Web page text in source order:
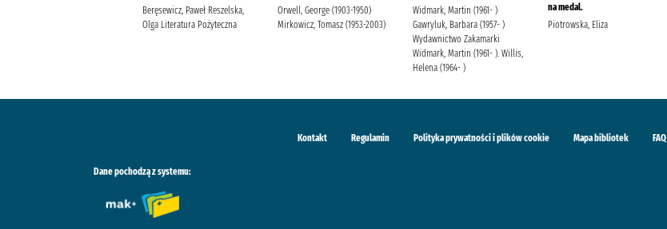
Beręsewicz, Paweł Reszelska,
Olga Literatura Pożyteczna
Orwell, George (1903-1950)
Mirkowicz, Tomasz (1953-2003)
Widmark, Martin (1961- )
Gawryluk, Barbara (1957- )
Wydawnictwo Zakamarki
Widmark, Martin (1961- ). Willis,
Helena (1964- )
na medal.
Piotrowska, Eliza
Kontakt Regulamin Polityka prywatności i plików cookie Mapa bibliotek FAQ
Dane pochodzą z systemu: